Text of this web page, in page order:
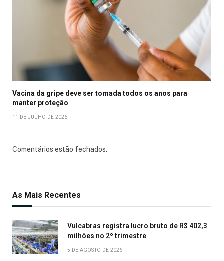
Vacina da gripe deve ser tomada todos os anos para
manter proteção
11 DE JULHO DE 2026
Comentários estão fechados.
As Mais Recentes
Vulcabras registra lucro bruto de R$ 402,3
milhões no 2º trimestre
5 DE AGOSTO DE 2026